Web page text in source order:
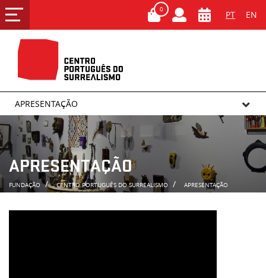
PT EN
0
APRESENTAÇÃO
APRESENTAÇÃO
FUNDAÇÃO CENTRO PORTUGUÊS DO SURREALISMO APRESENTAÇÃO